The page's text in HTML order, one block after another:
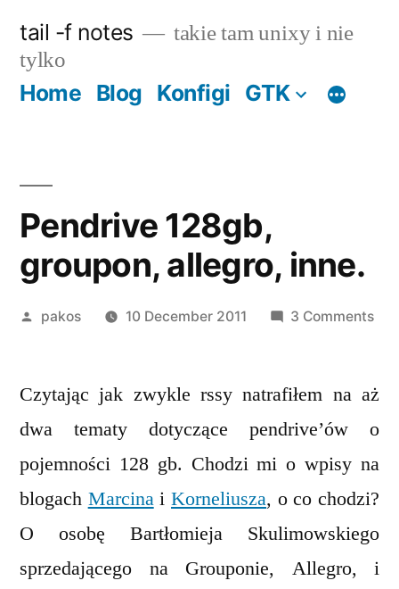
content
tail -f notes
takie tam unixy i nie
tylko
Home Blog Konfigi GTK
Pendrive 128gb,
groupon, allegro, inne.
Posted
pakos 10 December 2011 3 Commentson
Czytając jak zwykle rssy natrafiłem na aż
dwa tematy dotyczące pendrive’ów o
pojemności 128 gb. Chodzi mi o wpisy na
blogach MarcinaiKorneliusza, o co chodzi?
O osobę Bartłomieja Skulimowskiego
sprzedającego na Grouponie, Allegro, i